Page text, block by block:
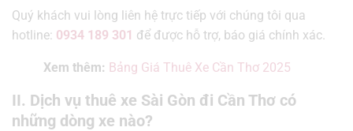
Quý khách vui lòng liên hệ trực tiếp với chúng tôi qua
hotline: 0934 189 301 để được hỗ trợ, báo giá chính xác.
Xem thêm: Bảng Giá Thuê Xe Cần Thơ 2025
II. Dịch vụ thuê xe Sài Gòn đi Cần Thơ có
những dòng xe nào?